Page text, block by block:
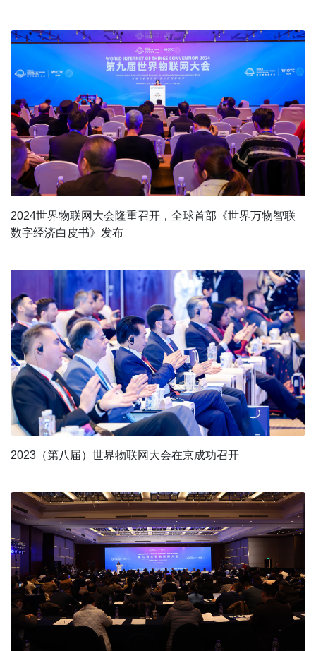
2024世界物联网大会隆重召开，全球首部《世界万物智联
数字经济白皮书》发布
2023（第八届）世界物联网大会在京成功召开